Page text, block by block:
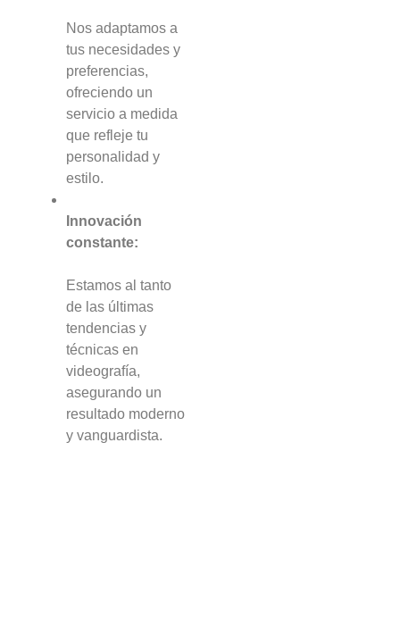
Nos adaptamos a
tus necesidades y
preferencias,
ofreciendo un
servicio a medida
que refleje tu
personalidad y
estilo.
Innovación
constante:
Estamos al tanto
de las últimas
tendencias y
técnicas en
videografía,
asegurando un
resultado moderno
y vanguardista.